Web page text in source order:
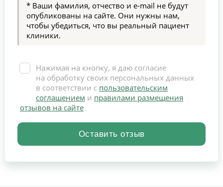
* Ваши фамилия, отчество и e-mail не будут
опубликованы на сайте. Они нужны нам,
чтобы убедиться, что вы реальный пациент
клиники.
Нажимая на кнопку, я даю согласие
на обработку своих персональных данных
в соответствии с пользовательским
соглашением и правилами размещения
отзывов на сайте